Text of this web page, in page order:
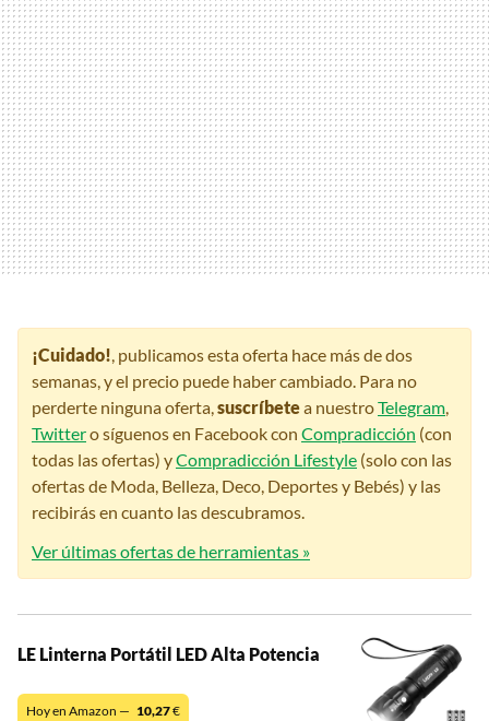
¡Cuidado!, publicamos esta oferta hace más de dos
semanas, y el precio puede haber cambiado. Para no
perderte ninguna oferta,suscríbetea nuestroTelegram,
Twittero síguenos en Facebook con Compradicción (con
todas las ofertas) yCompradicción Lifestyle (solo con las
ofertas de Moda, Belleza, Deco, Deportes y Bebés) y las
recibirás en cuanto las descubramos.
Ver últimas ofertas de herramientas »
LE Linterna Portátil LED Alta Potencia
Hoy en Amazon — 10,27€